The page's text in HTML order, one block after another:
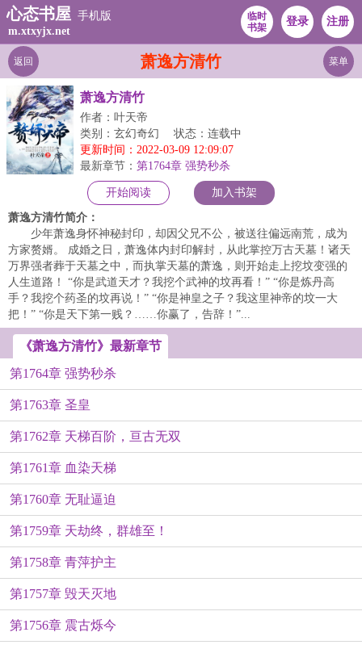
心态书屋 手机版
m.xtxyjx.net
临时
书架
登录 注册
萧逸方清竹
返回 菜单
萧逸方清竹
作者：叶天帝
类别：玄幻奇幻
状态：连载中
更新时间：2022-03-09 12:09:07
最新章节： 第1764章 强势秒杀
开始阅读 加入书架
萧逸方清竹简介：
少年萧逸身怀神秘封印，却因父兄不公，被送往偏远南荒，成为
方家赘婿。 成婚之日，萧逸体内封印解封，从此掌控万古天墓！诸天
万界强者葬于天墓之中，而执掌天墓的萧逸，则开始走上挖坟变强的
人生道路！ “你是武道天才？我挖个武神的坟再看！” “你是炼丹高
手？我挖个药圣的坟再说！” “你是神皇之子？我这里神帝的坟一大
把！” “你是天下第一贱？……你赢了，告辞！”...
《萧逸方清竹》最新章节
第1764章 强势秒杀
第1763章 圣皇
第1762章 天梯百阶，亘古无双
第1761章 血染天梯
第1760章 无耻逼迫
第1759章 天劫终，群雄至！
第1758章 青萍护主
第1757章 毁天灭地
第1756章 震古烁今